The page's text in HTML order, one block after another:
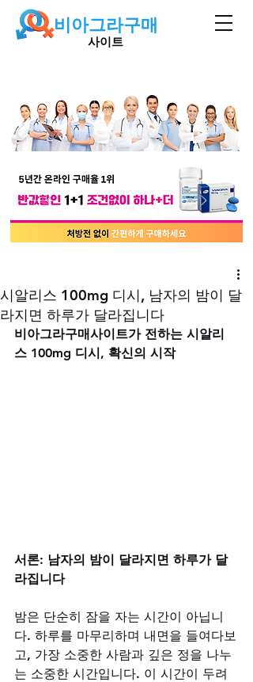
비아그라구매
사이트
시알리스 100mg 디시, 남자의 밤이 달
라지면 하루가 달라집니다
비아그라구매사이트가 전하는 시알리
스 100mg 디시, 확신의 시작
서론: 남자의 밤이 달라지면 하루가 달
라집니다
밤은 단순히 잠을 자는 시간이 아닙니
다. 하루를 마무리하며 내면을 들여다보
고, 가장 소중한 사람과 깊은 정을 나누
는 소중한 시간입니다. 이 시간이 두려